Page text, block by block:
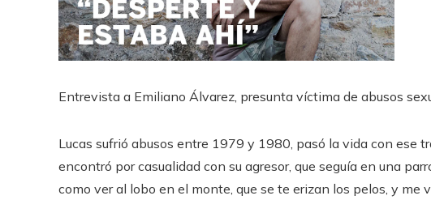
Entrevista a Emiliano Álvarez, presunta víctima de abusos
Lucas sufrió abusos entre 1979 y 1980, pasó la vida con ese
encontró por casualidad con su agresor, que seguía en una
como ver al lobo en el monte, que se te erizan los pelos, y me